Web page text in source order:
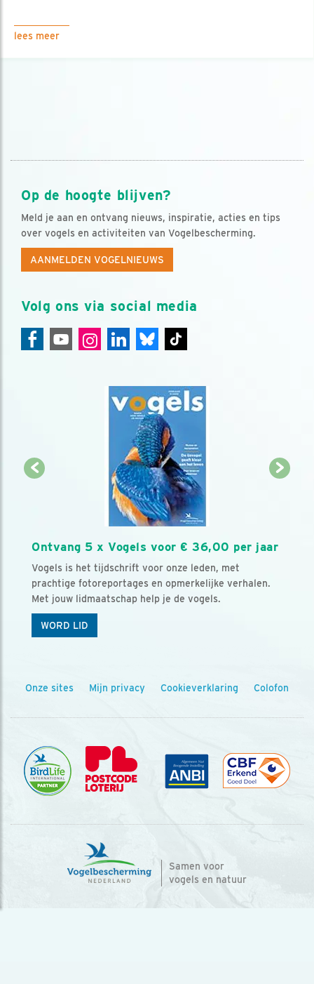
lees meer
Op de hoogte blijven?
Meld je aan en ontvang nieuws, inspiratie, acties en tips
over vogels en activiteiten van Vogelbescherming.
AANMELDEN VOGELNIEUWS
Volg ons via social media
Ontvang 5 x Vogels voor € 36,00 per jaar
Vogels is het tijdschrift voor onze leden, met
prachtige fotoreportages en opmerkelijke verhalen.
Met jouw lidmaatschap help je de vogels.
WORD LID
Onze sites Mijn privacy Cookieverklaring Colofon
Samen voor
vogels en natuur